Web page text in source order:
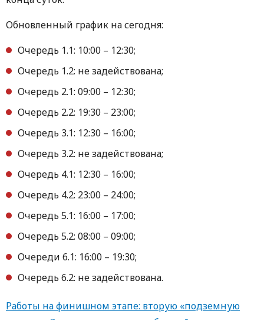
Обновленный график на сегодня:
Очередь 1.1: 10:00 – 12:30;
Очередь 1.2: не задействована;
Очередь 2.1: 09:00 – 12:30;
Очередь 2.2: 19:30 – 23:00;
Очередь 3.1: 12:30 – 16:00;
Очередь 3.2: не задействована;
Очередь 4.1: 12:30 – 16:00;
Очередь 4.2: 23:00 – 24:00;
Очередь 5.1: 16:00 – 17:00;
Очередь 5.2: 08:00 – 09:00;
Очереди 6.1: 16:00 – 19:30;
Очередь 6.2: не задействована.
Работы на финишном этапе: вторую «подземную